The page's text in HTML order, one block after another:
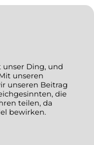
unser Ding, und
unseren
unseren Beitrag
die
teilen, da
bewirken.